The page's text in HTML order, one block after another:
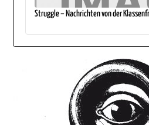
Struggle – Nachrichten von der